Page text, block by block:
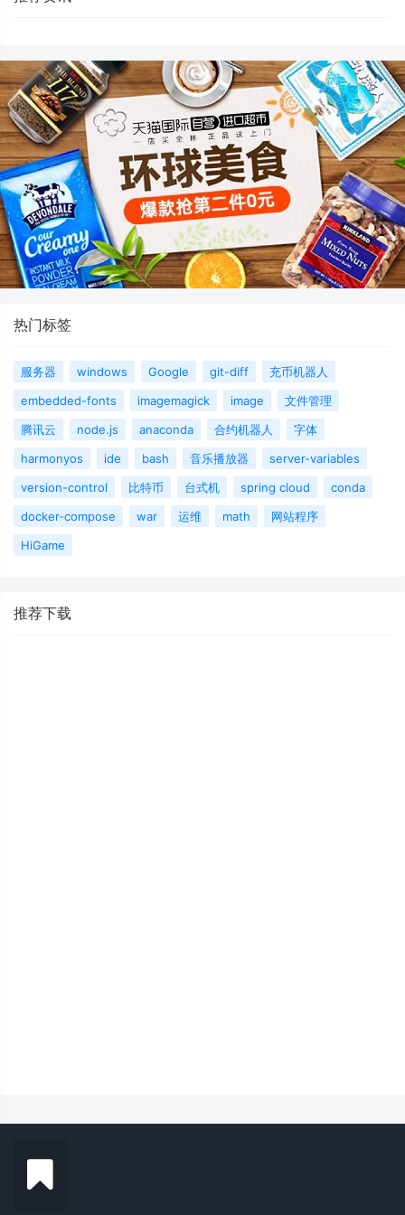
热门标签
服务器 windows Google git-diff
充币机器人
embedded-fonts
imagemagick image
文件管理
腾讯云
node.js anaconda 合约机器人
字体
harmonyos
ide bash 音乐播放器
server-variables
version-control
比特币 台式机 spring cloud
conda
docker-compose
war 运维 math
网站程序
HiGame
推荐下载